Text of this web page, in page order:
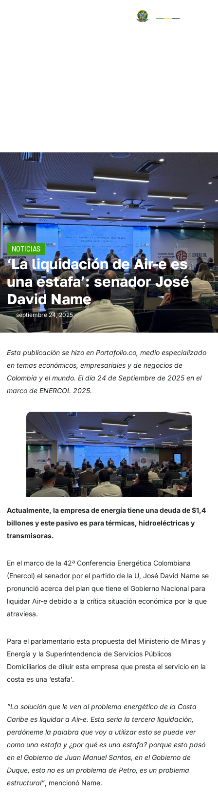
NOTICIAS
‘La liquidación de Air-e es
una estafa’: senador José
David Name
septiembre 24, 2025
Esta publicación se hizo en Portafolio.co, medio especializado
en temas económicos, empresariales y de negocios de
Colombia y el mundo. El día 24 de Septiembre de 2025 en el
marco de ENERCOL 2025.
Actualmente, la empresa de energía tiene una deuda de $1,4
billones y este pasivo es para térmicas, hidroeléctricas y
transmisoras.
En el marco de la 42ª Conferencia Energética Colombiana
(Enercol) el senador por el partido de la U, José David Name se
pronunció acerca del plan que tiene el Gobierno Nacional para
liquidar Air-e debido a la crítica situación económica por la que
atraviesa.
Para el parlamentario esta propuesta del Ministerio de Minas y
Energía y la Superintendencia de Servicios Públicos
Domiciliarios de diluir esta empresa que presta el servicio en la
costa es una ‘estafa’.
“La solución que le ven al problema energético de la Costa
Caribe es liquidar a Air-e. Esta sería la tercera liquidación,
perdóneme la palabra que voy a utilizar esto se puede ver
como una estafa y ¿por qué es una estafa? porque esto pasó
en el Gobierno de Juan Manuel Santos, en el Gobierno de
Duque, esto no es un problema de Petro, es un problema
estructural”, mencionó Name.